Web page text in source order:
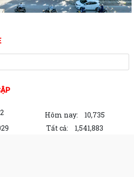
sách...
An thông tin về việc triển khai tặng quà
cách cài đặt, sử dụng ứng dụng “Smart
HỒNG AN TRÂN TRỌNG THÔNG BÁO LỄ
ÂN CÁC ANH HÙNG...
Hôm nay:
10,735
Tất cả: 1,541,883